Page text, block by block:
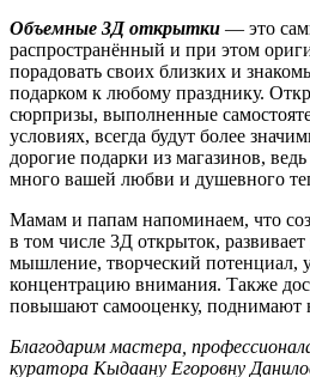
Объемные 3Д открытки — это
распространённый и при этом
порадовать своих близких и
подарком к любому празднику.
сюрпризы, выполненные
условиях, всегда будут более
дорогие подарки из магазинов,
много вашей любви и душевного
Мамам и папам напоминаем, что
в том числе 3Д открыток,
мышление, творческий потенциал,
концентрацию внимания. Также
повышают самооценку, поднимают
Благодарим мастера,
куратора Кыдаану Егоровну